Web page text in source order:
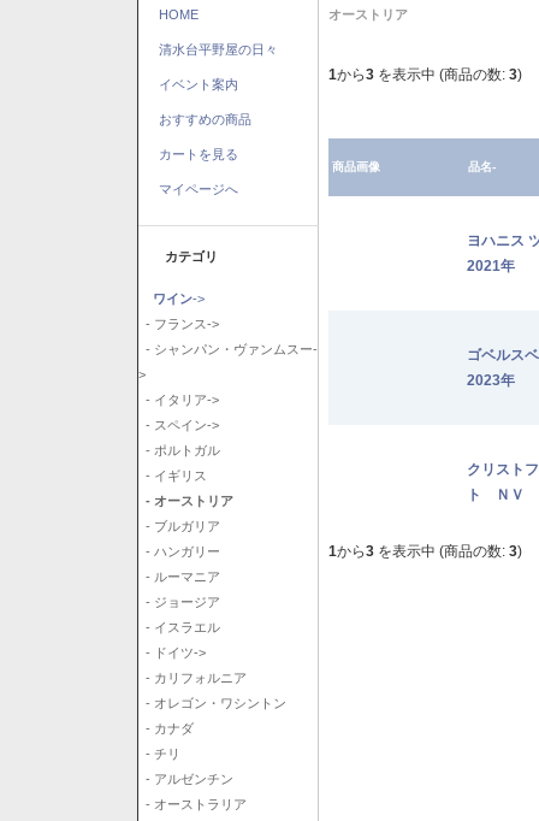
HOME
清水台平野屋の日々
イベント案内
おすすめの商品
カートを見る
マイページへ
カテゴリ
ワイン->
- フランス->
- シャンパン・ヴァンムスー-
>
- イタリア->
- スペイン->
- ポルトガル
- イギリス
- オーストリア
- ブルガリア
- ハンガリー
- ルーマニア
- ジョージア
- イスラエル
- ドイツ->
- カリフォルニア
- オレゴン・ワシントン
- カナダ
- チリ
- アルゼンチン
- オーストラリア
オーストリア
1から3 を表示中 (商品の数: 3)
商品画像 品名-
ヨハニス
2021年
ゴベルス
2023年
クリスト
ト ＮＶ
1から3 を表示中 (商品の数: 3)